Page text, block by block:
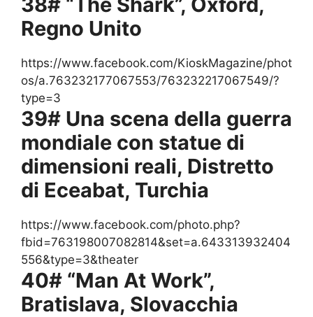
Regno Unito
https://www.facebook.com/KioskMagazine/phot
os/a.763232177067553/763232217067549/?
type=3
39# Una scena della guerra
mondiale con statue di
dimensioni reali, Distretto
di Eceabat, Turchia
https://www.facebook.com/photo.php?
fbid=763198007082814&set=a.643313932404
556&type=3&theater
40# “Man At Work”,
Bratislava, Slovacchia